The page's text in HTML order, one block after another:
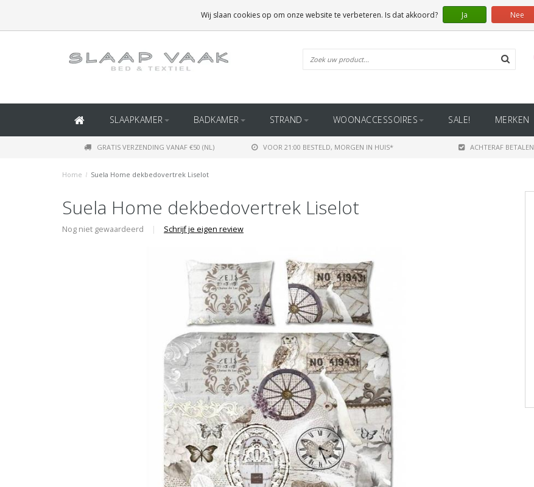
(BINNEN BELGIË)
SLAAPKAMER BADKAMER STRAND WOONACCESSOIRES SALE! MERKEN
GRATIS VERZENDING VANAF €50 (NL) VOOR 21:00 BESTELD, MORGEN IN HUIS* ACHTERAF BETALEN
Home / Suela Home dekbedovertrek Liselot
Suela Home dekbedovertrek Liselot
Nog niet gewaardeerd | Schrijf je eigen review
Wij slaan cookies op om onze website te verbeteren. Is dat akkoord? Ja Nee